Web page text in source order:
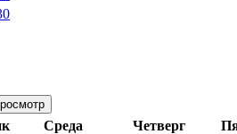
Среда Четверг